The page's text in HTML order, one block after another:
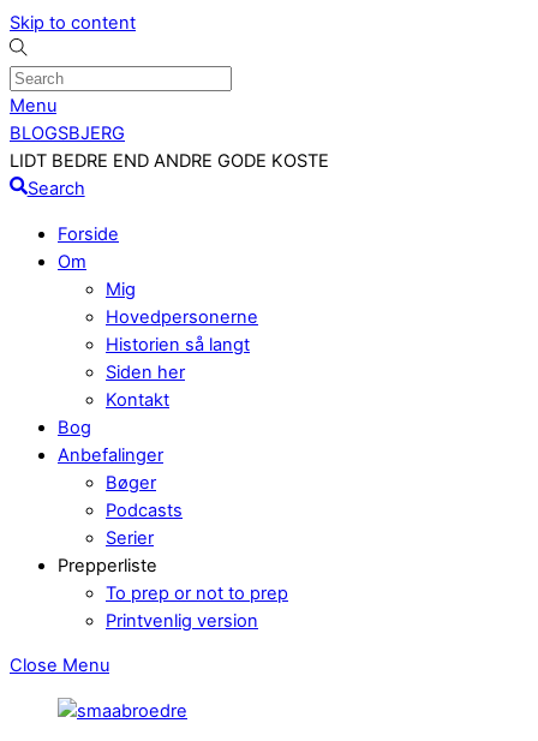
Skip to content
Menu
BLOGSBJERG
LIDT BEDRE END ANDRE GODE KOSTE
Search
Forside
Om
Mig
Hovedpersonerne
Historien så langt
Siden her
Kontakt
Bog
Anbefalinger
Bøger
Podcasts
Serier
Prepperliste
To prep or not to prep
Printvenlig version
Close Menu